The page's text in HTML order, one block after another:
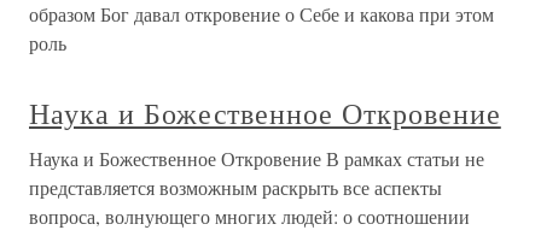
образом Бог давал откровение о Себе и какова при этом
роль
Наука и Божественное Откровение
Наука и Божественное Откровение В рамках статьи не
представляется возможным раскрыть все аспекты
вопроса, волнующего многих людей: о соотношении